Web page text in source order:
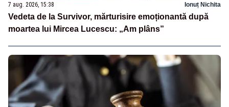
7 aug. 2026, 15:38 Ionuț Nichita
Vedeta de la Survivor, mărturisire emoționantă după
moartea lui Mircea Lucescu: „Am plâns”